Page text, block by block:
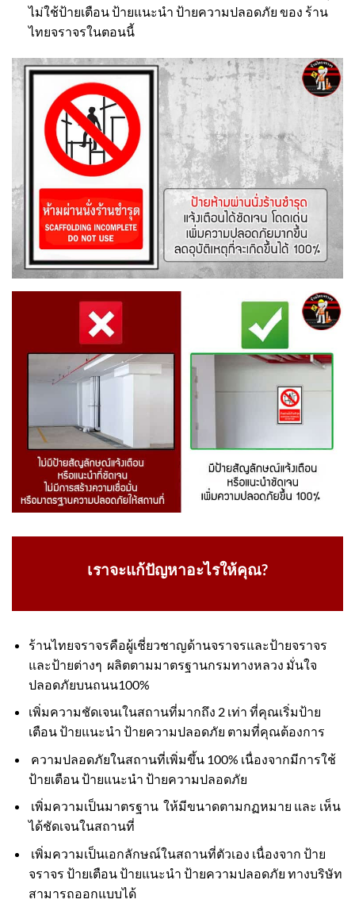
ไม่ใช้ป้ายเตือน ป้ายแนะนำ ป้ายความปลอดภัย ของ ร้าน
ไทยจราจรในตอนนี้
เราจะแก้ปัญหาอะไรให้คุณ?
ร้านไทยจราจรคือผู้เชี่ยวชาญด้านจราจรและป้ายจราจร
และป้ายต่างๆ ผลิตตามมาตรฐานกรมทางหลวง มั่นใจ
ปลอดภัยบนถนน100%
เพิ่มความชัดเจนเในสถานที่มากถึง 2 เท่า ที่คุณเริ่มป้าย
เตือน ป้ายแนะนำ ป้ายความปลอดภัย ตามที่คุณต้องการ
ความปลอดภัยในสถานที่เพิ่มขึ้น 100% เนื่องจากมีการใช้
ป้ายเตือน ป้ายแนะนำ ป้ายความปลอดภัย
เพิ่มความเป็นมาตรฐาน ให้มีขนาดตามกฏหมาย และ เห็น
ได้ชัดเจนในสถานที่
เพิ่มความเป็นเอกลักษณ์ในสถานที่ตัวเอง เนื่องจาก ป้าย
จราจร ป้ายเตือน ป้ายแนะนำ ป้ายความปลอดภัย ทางบริษัท
สามารถออกแบบได้